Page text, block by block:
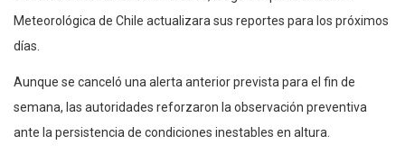
Meteorológica de Chile actualizara sus reportes para los próximos
días.
Aunque se canceló una alerta anterior prevista para el fin de
semana, las autoridades reforzaron la observación preventiva
ante la persistencia de condiciones inestables en altura.